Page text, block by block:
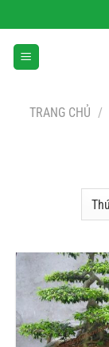
qua
nội
dung
TRANG CHỦ /